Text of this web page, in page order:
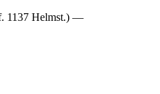
1137 Helmst.) —